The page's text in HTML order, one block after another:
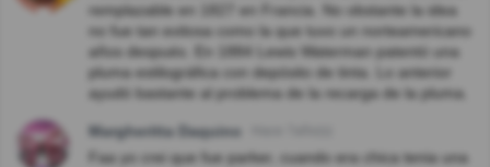
remplazable en 1827 en Francia. No obstante la idea
no fue tan exitosa como la que tuvo un norteamericano
años después. En 1884 Lewis Waterman patentó una
pluma estilográfica con depósito de tinta. Lo anterior
ayudó bastante al problema de la recarga de la pluma.
Margheritta Daquino
Faa yo crei que fue parker, cuando era chica tenia una